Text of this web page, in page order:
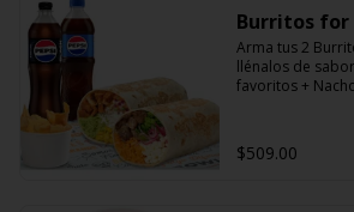
Burritos for
Arma tus 2
llénalos de
favoritos +
$509.00